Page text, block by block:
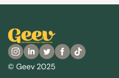
© Geev 2025